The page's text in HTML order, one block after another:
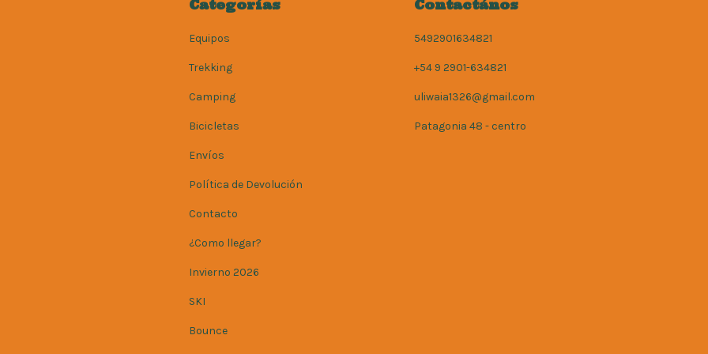
Categorías
Equipos
Trekking
Camping
Bicicletas
Envíos
Política de Devolución
Contacto
¿Como llegar?
Invierno 2026
SKI
Bounce
Contactános
5492901634821
+54 9 2901-634821
uliwaia1326@gmail.com
Patagonia 48 - centro